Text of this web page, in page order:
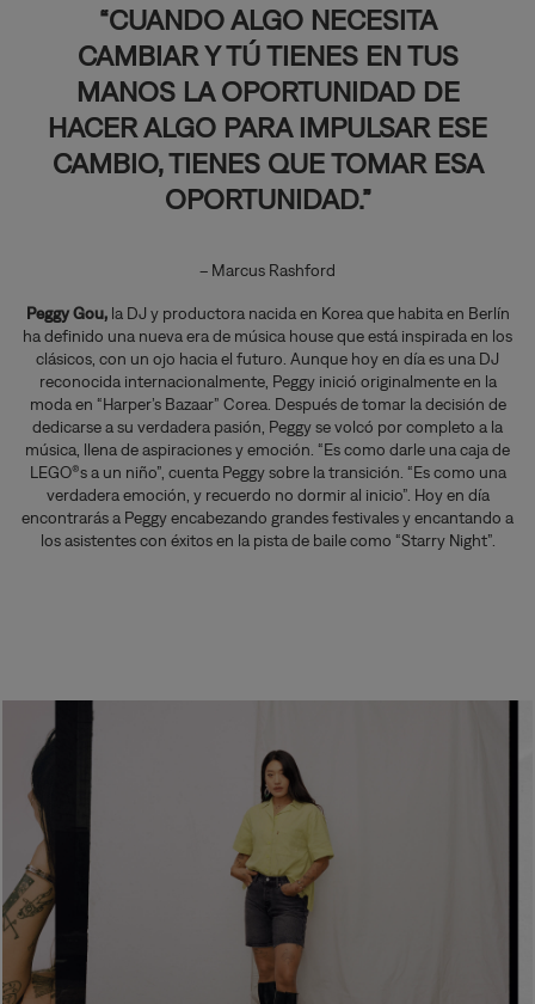
“CUANDO ALGO NECESITA
CAMBIAR Y TÚ TIENES EN TUS
MANOS LA OPORTUNIDAD DE
HACER ALGO PARA IMPULSAR ESE
CAMBIO, TIENES QUE TOMAR ESA
OPORTUNIDAD.”
– Marcus Rashford
Peggy Gou,la DJ y productora nacida en Korea que habita en Berlín
ha definido una nueva era de música house que está inspirada en los
clásicos, con un ojo hacia el futuro. Aunque hoy en día es una DJ
reconocida internacionalmente, Peggy inició originalmente en la
moda en “Harper’s Bazaar” Corea. Después de tomar la decisión de
dedicarse a su verdadera pasión, Peggy se volcó por completo a la
música, llena de aspiraciones y emoción. “Es como darle una caja de
LEGO®s a un niño”, cuenta Peggy sobre la transición. “Es como una
verdadera emoción, y recuerdo no dormir al inicio”. Hoy en día
encontrarás a Peggy encabezando grandes festivales y encantando a
los asistentes con éxitos en la pista de baile como “Starry Night”.